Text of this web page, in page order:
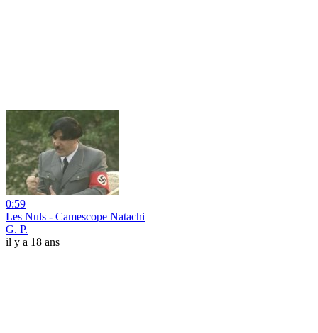
0:59
Les Nuls - Camescope Natachi
G. P.
il y a 18 ans